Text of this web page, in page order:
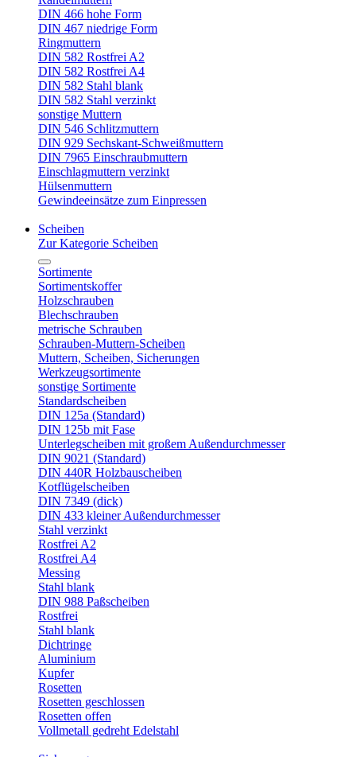
DIN 466 hohe Form
DIN 467 niedrige Form
Ringmuttern
DIN 582 Rostfrei A2
DIN 582 Rostfrei A4
DIN 582 Stahl blank
DIN 582 Stahl verzinkt
sonstige Muttern
DIN 546 Schlitzmuttern
DIN 929 Sechskant-Schweißmuttern
DIN 7965 Einschraubmuttern
Einschlagmuttern verzinkt
Hülsenmuttern
Gewindeeinsätze zum Einpressen
Scheiben
Zur Kategorie Scheiben
Sortimente
Sortimentskoffer
Holzschrauben
Blechschrauben
metrische Schrauben
Schrauben-Muttern-Scheiben
Muttern, Scheiben, Sicherungen
Werkzeugsortimente
sonstige Sortimente
Standardscheiben
DIN 125a (Standard)
DIN 125b mit Fase
Unterlegscheiben mit großem Außendurchmesser
DIN 9021 (Standard)
DIN 440R Holzbauscheiben
Kotflügelscheiben
DIN 7349 (dick)
DIN 433 kleiner Außendurchmesser
Stahl verzinkt
Rostfrei A2
Rostfrei A4
Messing
Stahl blank
DIN 988 Paßscheiben
Rostfrei
Stahl blank
Dichtringe
Aluminium
Kupfer
Rosetten
Rosetten geschlossen
Rosetten offen
Vollmetall gedreht Edelstahl